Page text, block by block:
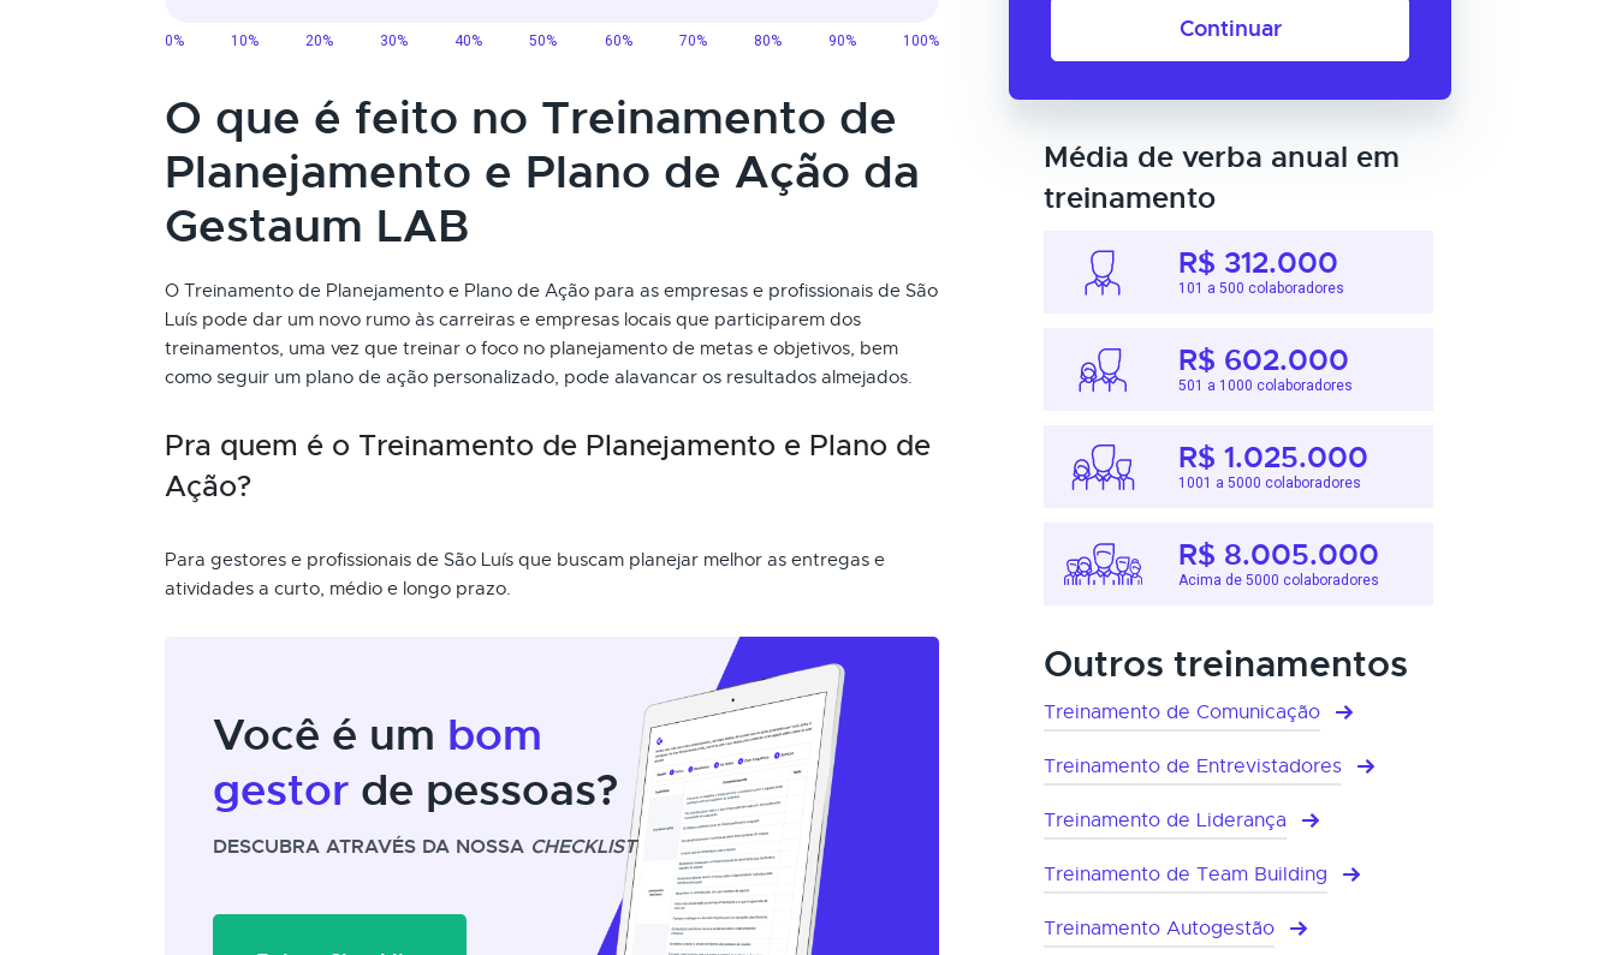
Continuar
O que é feito no Treinamento de
Planejamento e Plano de Ação da
Gestaum LAB
O Treinamento de Planejamento e Plano de Ação para as empresas e profissionais de São
Luís pode dar um novo rumo às carreiras e empresas locais que participarem dos
treinamentos, uma vez que treinar o foco no planejamento de metas e objetivos, bem
como seguir um plano de ação personalizado, pode alavancar os resultados almejados.
Pra quem é o Treinamento de Planejamento e Plano de
Ação?
Para gestores e profissionais de São Luís que buscam planejar melhor as entregas e
atividades a curto, médio e longo prazo.
Você é um bom
gestor de pessoas?
DESCUBRA ATRAVÉS DA NOSSA CHECKLIST
Média de verba anual em
treinamento
R$ 312.000
101 a 500 colaboradores
R$ 602.000
501 a 1000 colaboradores
R$ 1.025.000
1001 a 5000 colaboradores
R$ 8.005.000
Acima de 5000 colaboradores
Outros treinamentos
Treinamento de Comunicação
Treinamento de Entrevistadores
Treinamento de Liderança
Treinamento de Team Building
Treinamento Autogestão